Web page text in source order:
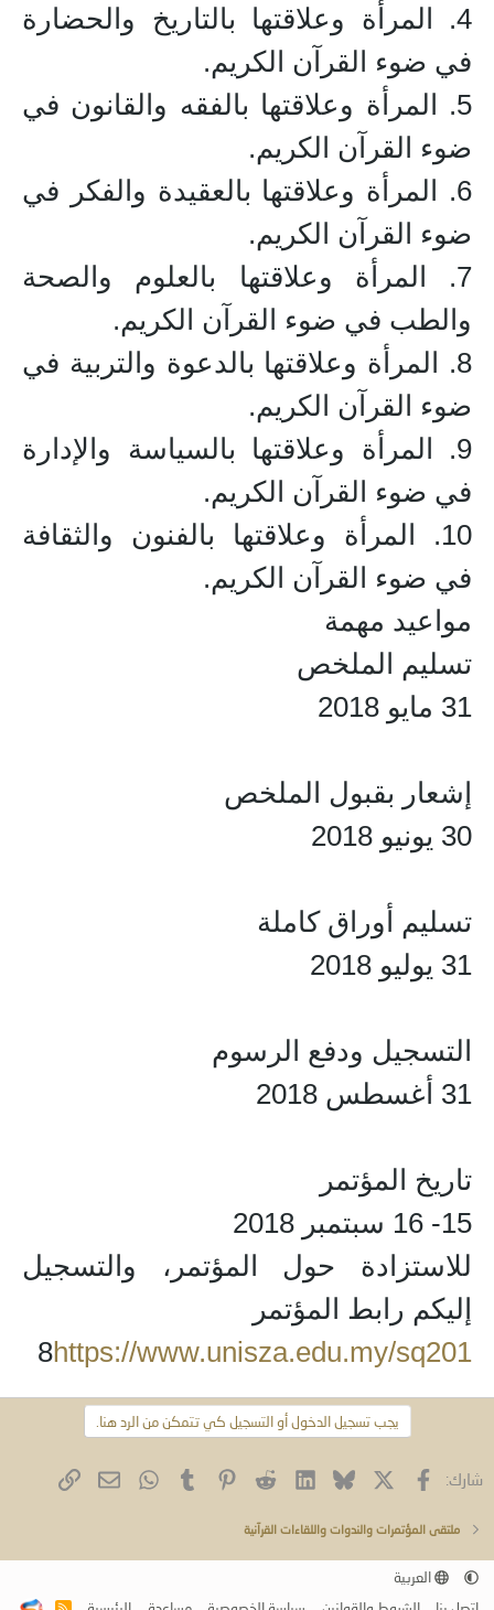
4. المرأة وعلاقتها بالتاريخ والحضارة
في ضوء القرآن الكريم.
5. المرأة وعلاقتها بالفقه والقانون في
ضوء القرآن الكريم.
6. المرأة وعلاقتها بالعقيدة والفكر في
ضوء القرآن الكريم.
7. المرأة وعلاقتها بالعلوم والصحة
والطب في ضوء القرآن الكريم.
8. المرأة وعلاقتها بالدعوة والتربية في
ضوء القرآن الكريم.
9. المرأة وعلاقتها بالسياسة والإدارة
في ضوء القرآن الكريم.
10. المرأة وعلاقتها بالفنون والثقافة
في ضوء القرآن الكريم.
مواعيد مهمة
تسليم الملخص
31 مايو 2018
إشعار بقبول الملخص
30 يونيو 2018
تسليم أوراق كاملة
31 يوليو 2018
التسجيل ودفع الرسوم
31 أغسطس 2018
تاريخ المؤتمر
15- 16 سبتمبر 2018
للاستزادة حول المؤتمر، والتسجيل
إليكم رابط المؤتمر
8https://www.unisza.edu.my/sq201
يجب تسجيل الدخول أو التسجيل كي تتمكن من الرد هنا.
شارك: فيسبوك X (Twitter)
Bluesky
LinkedIn
Reddit
Pinterest
Tumblr
WhatsApp
البريد
ملتقى المؤتمرات والندوات واللقاءات القرآنية
العربية
R